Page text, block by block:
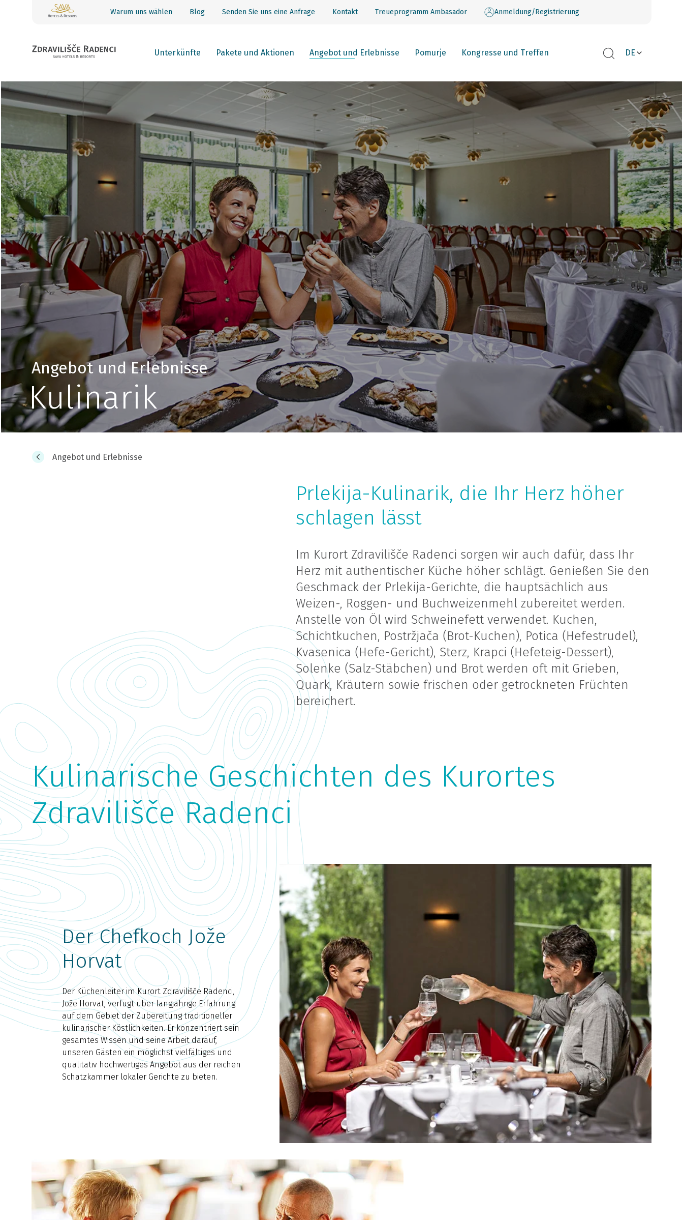
Warum uns wählen Blog Senden Sie uns eine Anfrage Kontakt Treueprogramm Ambasador Anmeldung/Registrierung
Unterkünfte Pakete und Aktionen Angebot und Erlebnisse Pomurje Kongresse und Treffen DE
Angebot und Erlebnisse
Kulinarik
Angebot und Erlebnisse
Prlekija-Kulinarik, die Ihr Herz höher
schlagen lässt
Im Kurort Zdravilišče Radenci sorgen wir auch dafür, dass Ihr
Herz mit authentischer Küche höher schlägt. Genießen Sie den
Geschmack der Prlekija-Gerichte, die hauptsächlich aus
Weizen-, Roggen- und Buchweizenmehl zubereitet werden.
Anstelle von Öl wird Schweinefett verwendet. Kuchen,
Schichtkuchen, Postržjača (Brot-Kuchen), Potica (Hefestrudel),
Kvasenica (Hefe-Gericht), Sterz, Krapci (Hefeteig-Dessert),
Solenke (Salz-Stäbchen) und Brot werden oft mit Grieben,
Quark, Kräutern sowie frischen oder getrockneten Früchten
bereichert.
Kulinarische Geschichten des Kurortes
Zdravilišče Radenci
Der Chefkoch Jože
Horvat
Der Küchenleiter im Kurort Zdravilišče Radenci,
Jože Horvat, verfügt über langjährige Erfahrung
auf dem Gebiet der Zubereitung traditioneller
kulinarischer Köstlichkeiten. Er konzentriert sein
gesamtes Wissen und seine Arbeit darauf,
unseren Gästen ein möglichst vielfältiges und
qualitativ hochwertiges Angebot aus der reichen
Schatzkammer lokaler Gerichte zu bieten.